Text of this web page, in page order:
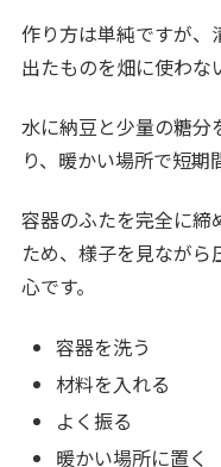
作り方は単純ですが、
出たものを畑に使わな
水に納豆と少量の糖分
り、暖かい場所で短期
容器のふたを完全に締
ため、様子を見なが
心です。
容器を洗う
材料を入れる
よく振る
暖かい場所に置く